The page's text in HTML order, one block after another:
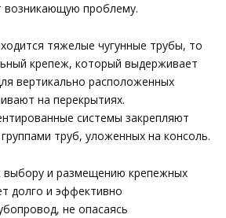
возникающую проблему.
тяжелые чугунные трубы, то
крепеж, который выдерживает
вертикально расположенных
на перекрытиях.
системы закрепляют
труб, уложенных на консоль.
выбору и размещению крепежных
долго и эффективно
не опасаясь